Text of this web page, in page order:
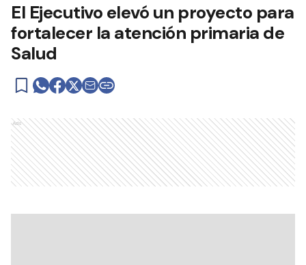
El Ejecutivo elevó un proyecto para
fortalecer la atención primaria de
Salud
Ads